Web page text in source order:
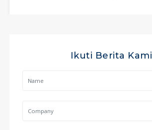
Ikuti Berita Kami